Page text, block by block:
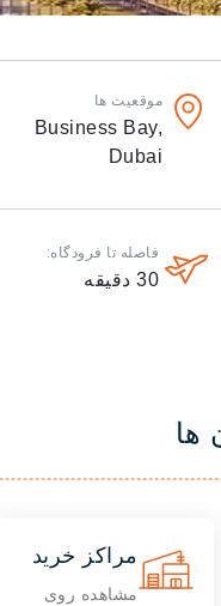
موقعیت ها
Business Bay,
Dubai
فاصله تا فرودگاه:
30 دقیقه
ها
مراکز خرید
مشاهده روی